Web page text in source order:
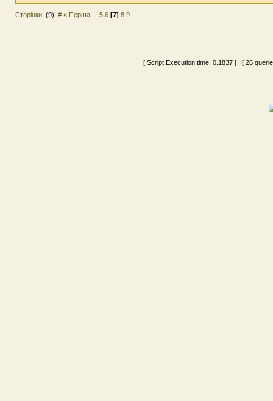
Сторінки: (9) # « Перша... 5 6 [7] 8 9
[ Script Execution time: 0.1837 ] [ 26